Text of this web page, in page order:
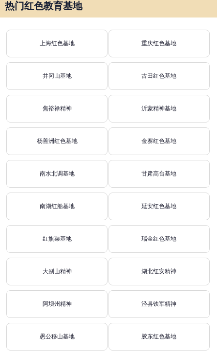
热门红色教育基地
上海红色基地 重庆红色基地
井冈山基地 古田红色基地
焦裕禄精神 沂蒙精神基地
杨善洲红色基地 金寨红色基地
南水北调基地 甘肃高台基地
南湖红船基地 延安红色基地
红旗渠基地 瑞金红色基地
大别山精神 湖北红安精神
阿坝州精神 泾县铁军精神
愚公移山基地 胶东红色基地